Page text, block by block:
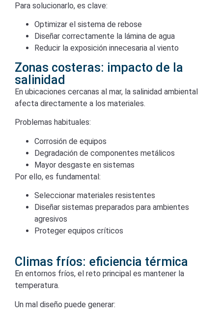
Para solucionarlo, es clave:
Optimizar el sistema de rebose
Diseñar correctamente la lámina de agua
Reducir la exposición innecesaria al viento
Zonas costeras: impacto de la
salinidad
En ubicaciones cercanas al mar, la salinidad ambiental
afecta directamente a los materiales.
Problemas habituales:
Corrosión de equipos
Degradación de componentes metálicos
Mayor desgaste en sistemas
Por ello, es fundamental:
Seleccionar materiales resistentes
Diseñar sistemas preparados para ambientes
agresivos
Proteger equipos críticos
Climas fríos: eficiencia térmica
En entornos fríos, el reto principal es mantener la
temperatura.
Un mal diseño puede generar: